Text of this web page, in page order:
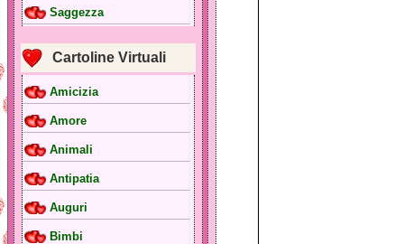
Saggezza
Cartoline Virtuali
Amicizia
Amore
Animali
Antipatia
Auguri
Bimbi